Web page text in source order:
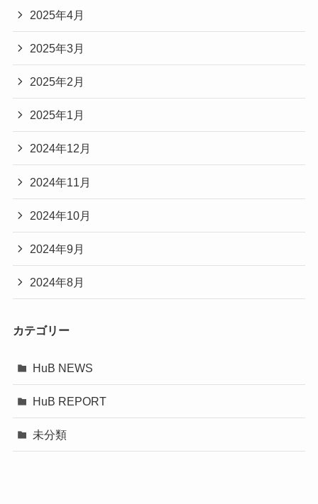
2025年4月
2025年3月
2025年2月
2025年1月
2024年12月
2024年11月
2024年10月
2024年9月
2024年8月
カテゴリー
HuB NEWS
HuB REPORT
未分類